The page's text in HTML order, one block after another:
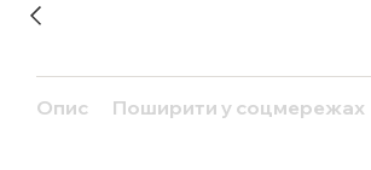
Опис Поширити у соцмережах